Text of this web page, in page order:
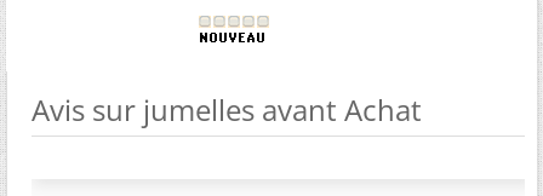
Avis sur jumelles avant Achat